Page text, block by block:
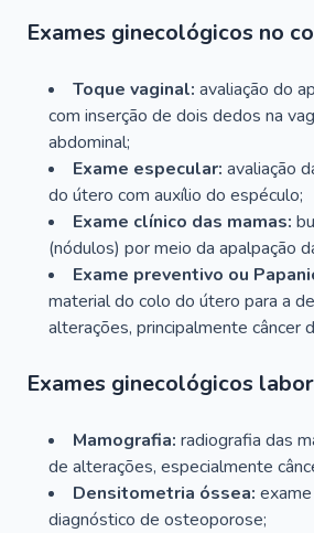
Exames ginecológicos no
Toque vaginal: avaliação do
com inserção de dois dedos na
abdominal;
Exame especular: avaliação
do útero com auxílio do espéculo;
Exame clínico das mamas:
(nódulos) por meio da apalpação
Exame preventivo ou
material do colo do útero para a
alterações, principalmente câncer
Exames ginecológicos
Mamografia: radiografia das
de alterações, especialmente
Densitometria óssea:
diagnóstico de osteoporose;